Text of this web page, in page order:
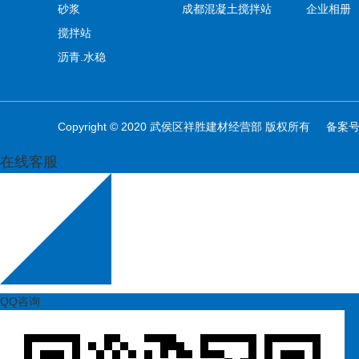
砂浆
搅拌站
沥青.水稳
成都混凝土搅拌站 企业相册
Copyright © 2020 武侯区祥胜建材经营部 版权所有 备案
在线客服
QQ咨询